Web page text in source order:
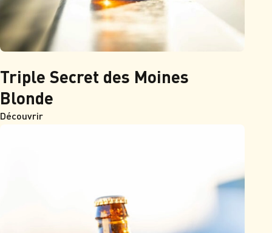
Triple Secret des Moines
Blonde
Découvrir